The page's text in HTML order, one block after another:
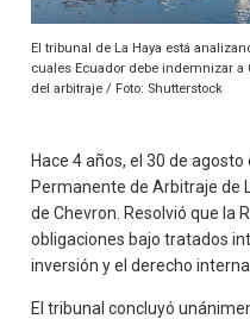
El tribunal de La Haya está
cuales Ecuador debe indemnizar
del arbitraje / Foto: Shutterstock
Hace 4 años, el 30 de
Permanente de Arbitraje de
de Chevron. Resolvió que la
obligaciones bajo tratados
inversión y el derecho
El tribunal concluyó